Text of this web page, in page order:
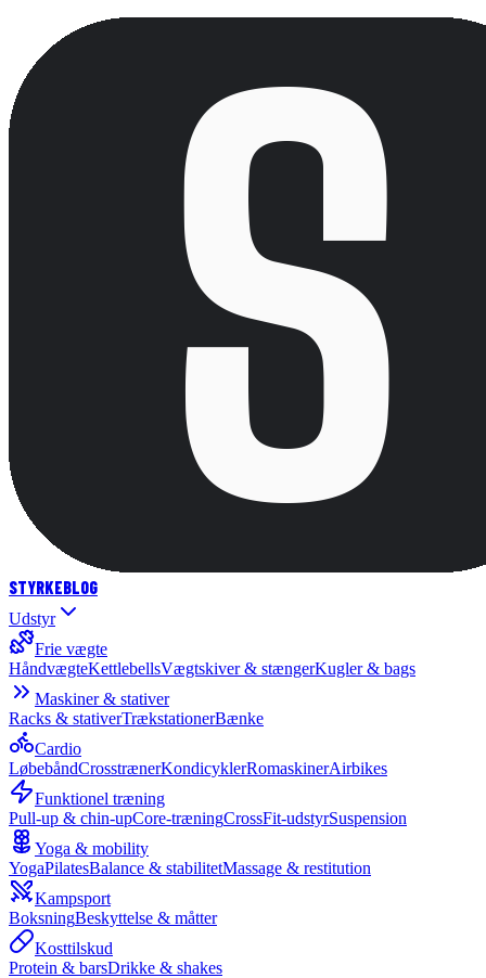
STYRKEBLOG
Udstyr
Frie vægte
HåndvægteKettlebellsVægtskiver & stængerKugler & bags
Maskiner & stativer
Racks & stativerTrækstationerBænke
Cardio
LøbebåndCrosstrænerKondicyklerRomaskinerAirbikes
Funktionel træning
Pull-up & chin-upCore-træningCrossFit-udstyrSuspension
Yoga & mobility
YogaPilatesBalance & stabilitetMassage & restitution
Kampsport
BoksningBeskyttelse & måtter
Kosttilskud
Protein & barsDrikke & shakes